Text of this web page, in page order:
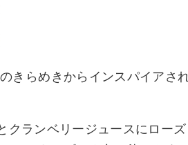
きらめきからインスパイアさ
クランベリージュースにローズ